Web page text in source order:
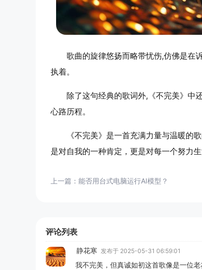
歌曲的旋律悠扬而略带忧伤,仿佛是在
执着。
除了这句经典的歌词外,《不完美》中
心路历程。
《不完美》是一首充满力量与温暖的
是对自我的一种肯定，更是对每一个努力生
上一篇： 能否用台式电脑运行AI模型？
评论列表
静花寒 发布于 2025-05-31 06:59:01
我不完美，但真诚如初这首歌像是一位